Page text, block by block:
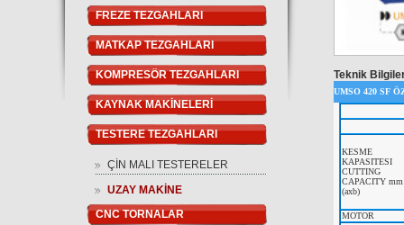
FREZE TEZGAHLARI
MATKAP TEZGAHLARI
KOMPRESÖR TEZGAHLARI
KAYNAK MAKİNELERİ
TESTERE TEZGAHLARI
ÇİN MALI TESTERELER
UZAY MAKİNE
CNC TORNALAR
Teknik
UMSO 420 SF
KESME
KAPASITESI
CUTTING
CAPACITY mm
(axb)
MOTOR